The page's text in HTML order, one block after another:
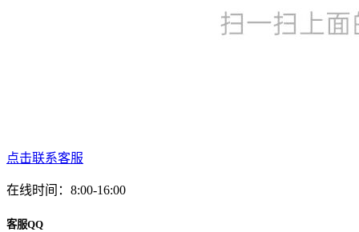
点击联系客服
在线时间：8:00-16:00
客服QQ